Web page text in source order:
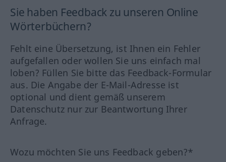
Sie haben Feedback zu unseren Online
Wörterbüchern?
Fehlt eine Übersetzung, ist Ihnen ein Fehler
aufgefallen oder wollen Sie uns einfach mal
loben? Füllen Sie bitte das Feedback-Formular
aus. Die Angabe der E-Mail-Adresse ist
optional und dient gemäß unserem
Datenschutz nur zur Beantwortung Ihrer
Anfrage.
Wozu möchten Sie uns Feedback geben?*